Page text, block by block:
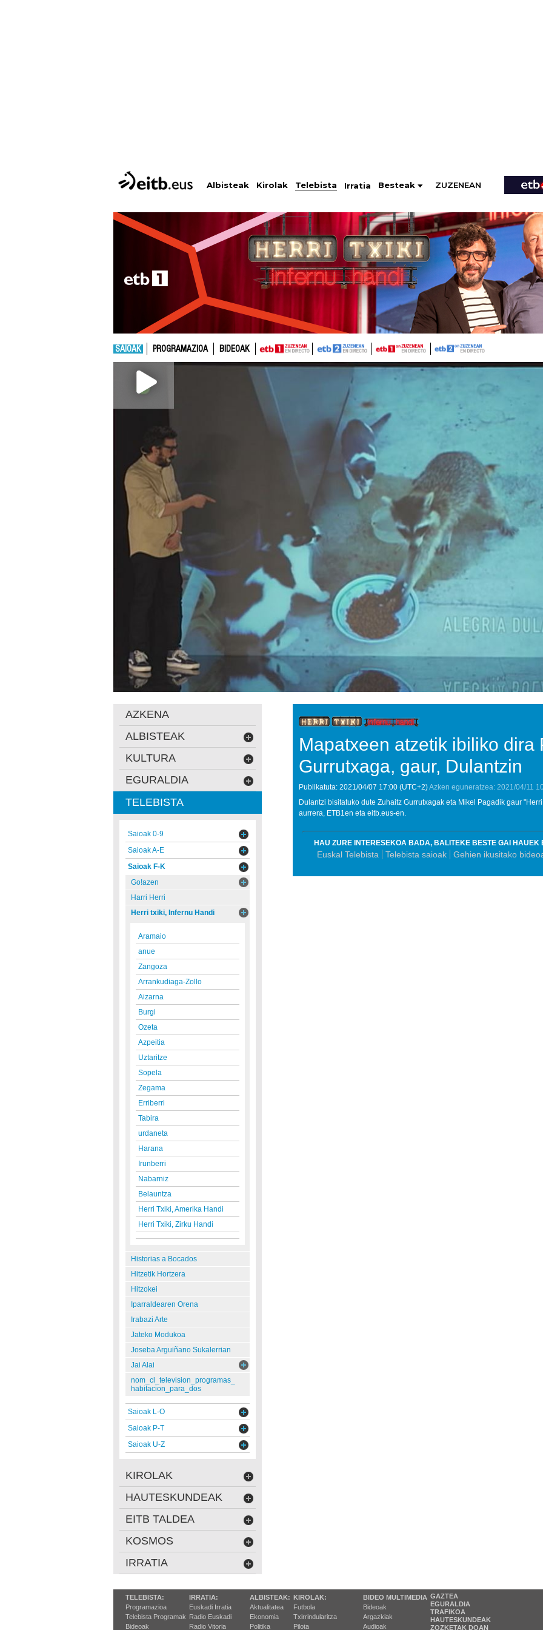
Albisteak Kirolak Telebista Irratia Besteak ZUZENEAN
SAIOAK PROGRAMAZIOA BIDEOAK
Mapatxeen atzetik ibiliko dira
Gurrutxaga, gaur, Dulantzin
Publikatuta: 2021/04/07 17:00 (UTC+2)Azken eguneratzea: 2021/04/11
Dulantzi bisitatuko dute Zuhaitz Gurrutxagak eta Mikel Pagadik gaur
aurrera, ETB1en eta eitb.eus-en.
HAU ZURE INTERESEKOA BADA, BALITEKE BESTE GAI HAUEK
Euskal Telebista Telebista saioak Gehien ikusitako
AZKENA
ALBISTEAK
KULTURA
EGURALDIA
TELEBISTA
Saioak 0-9
Saioak A-E
Saioak F-K
Go!azen
Harri Herri
Herri txiki, Infernu Handi
Aramaio
anue
Zangoza
Arrankudiaga-Zollo
Aizarna
Burgi
Ozeta
Azpeitia
Uztaritze
Sopela
Zegama
Erriberri
Tabira
urdaneta
Harana
Irunberri
Nabarniz
Belauntza
Herri Txiki, Amerika Handi
Herri Txiki, Zirku Handi
Historias a Bocados
Hitzetik Hortzera
Hitzokei
Iparraldearen Orena
Irabazi Arte
Jateko Modukoa
Joseba Arguiñano Sukalerrian
Jai Alai
nom_cl_television_programas_
habitacion_para_dos
Saioak L-O
Saioak P-T
Saioak U-Z
KIROLAK
HAUTESKUNDEAK
EITB TALDEA
KOSMOS
IRRATIA
TELEBISTA:
Programazioa
Telebista Programak
Bideoak
IRRATIA:
Euskadi Irratia
Radio Euskadi
Radio Vitoria
ALBISTEAK:
Aktualitatea
Ekonomia
Politika
KIROLAK:
Futbola
Txirrindularitza
Pilota
BIDEO MULTIMEDIA
Bideoak
Argazkiak
Audioak
GAZTEA
EGURALDIA
TRAFIKOA
HAUTESKUNDEAK
ZOZKETAK DOAN